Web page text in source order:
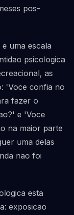
pos-
uma escala
psicologica
as
'Voce confia no
fazer o
e 'Voce
na maior parte
uma delas
nao foi
esta
exposicao